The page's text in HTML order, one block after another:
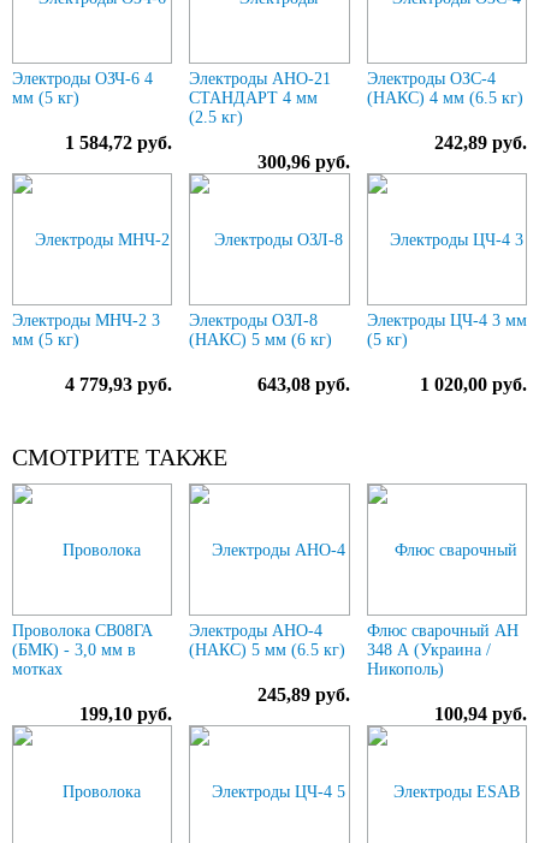
Электроды ОЗЧ-6 4
мм (5 кг)
1 584,72 руб.
Электроды АНО-21
СТАНДАРТ 4 мм
(2.5 кг)
300,96 руб.
Электроды ОЗС-4
(НАКС) 4 мм (6.5 кг)
242,89 руб.
Электроды МНЧ-2 3
мм (5 кг)
4 779,93 руб.
Электроды ОЗЛ-8
(НАКС) 5 мм (6 кг)
643,08 руб.
Электроды ЦЧ-4 3 мм
(5 кг)
1 020,00 руб.
СМОТРИТЕ ТАКЖЕ
Проволока СВ08ГА
(БМК) - 3,0 мм в
мотках
199,10 руб.
Электроды АНО-4
(НАКС) 5 мм (6.5 кг)
245,89 руб.
Флюс сварочный АН
348 А (Украина /
Никополь)
100,94 руб.